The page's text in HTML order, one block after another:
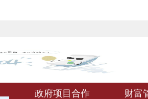
政府项目合作 财富